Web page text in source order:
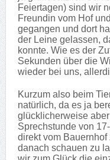
Feiertagen) sind wir
Freundin vom Hof
gegangen und dort
der Leine gelassen,
konnte. Wie es der
Sekunden über die
wieder bei uns,
Kurzum also beim
natürlich, da es ja
glücklicherweise
Sprechstunde von
direkt vom
danach schauen zu